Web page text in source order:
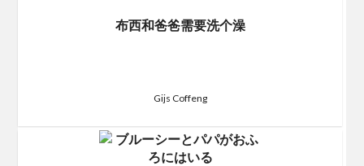
布西和爸爸需要洗个澡
Gijs Coffeng